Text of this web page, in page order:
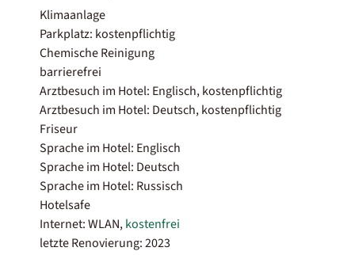
Klimaanlage
Parkplatz: kostenpflichtig
Chemische Reinigung
barrierefrei
Arztbesuch im Hotel: Englisch, kostenpflichtig
Arztbesuch im Hotel: Deutsch, kostenpflichtig
Friseur
Sprache im Hotel: Englisch
Sprache im Hotel: Deutsch
Sprache im Hotel: Russisch
Hotelsafe
Internet: WLAN,kostenfrei
letzte Renovierung: 2023